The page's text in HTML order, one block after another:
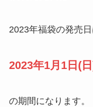
2023年福袋の発売日
2023年1月1日(
の期間になります。